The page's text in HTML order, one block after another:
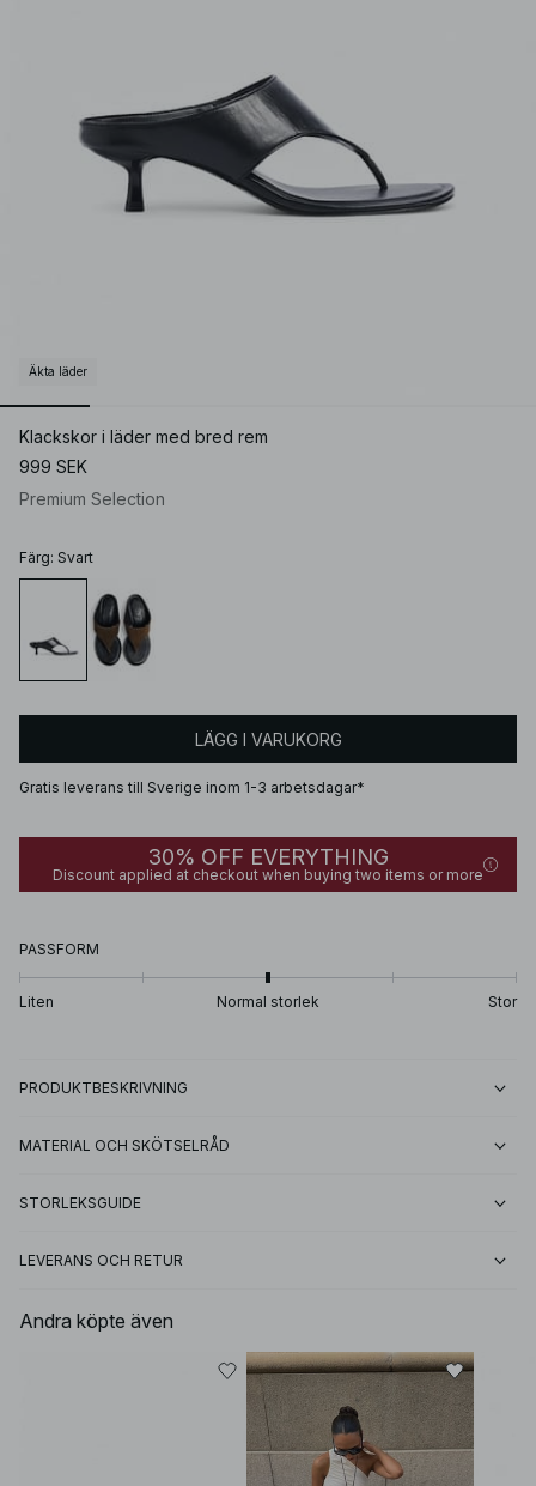
Äkta läder
Klackskor i läder med bred rem
999 SEK
Premium Selection
Färg: Svart
LÄGG I VARUKORG
Gratis leverans till Sverige inom 1-3 arbetsdagar*
30% OFF EVERYTHING
Discount applied at checkout when buying two items or more
PASSFORM
Liten Normal storlek Stor
PRODUKTBESKRIVNING
MATERIAL OCH SKÖTSELRÅD
STORLEKSGUIDE
LEVERANS OCH RETUR
Andra köpte även